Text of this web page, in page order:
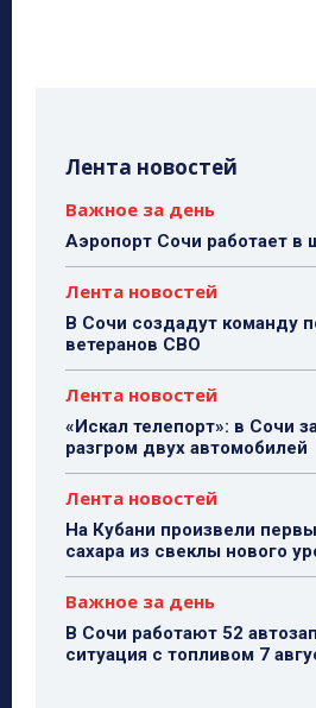
Лента новостей
Важное за день
Аэропорт Сочи работает в
Лента новостей
В Сочи создадут команду
ветеранов СВО
Лента новостей
«Искал телепорт»: в Сочи
разгром двух автомобилей
Лента новостей
На Кубани произвели
сахара из свеклы нового
Важное за день
В Сочи работают 52
ситуация с топливом 7